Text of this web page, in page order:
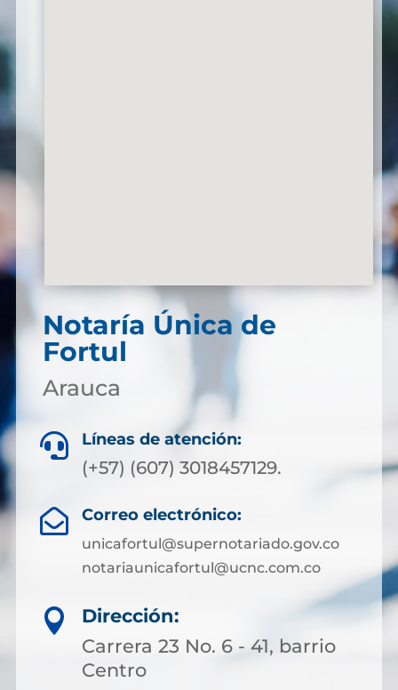
Notaría Única de
Fortul
Arauca
 Líneas de atención:
(+57) (607) 3018457129.
 Correo electrónico:
unicafortul@supernotariado.gov.co
notariaunicafortul@ucnc.com.co

Dirección:
Carrera 23 No. 6 - 41, barrio
Centro